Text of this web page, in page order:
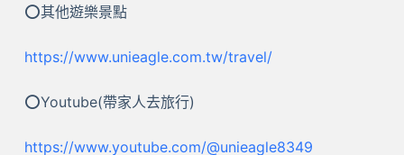
⭕其他遊樂景點
https://www.unieagle.com.tw/travel/
⭕Youtube(帶家人去旅行)
https://www.youtube.com/@unieagle8349